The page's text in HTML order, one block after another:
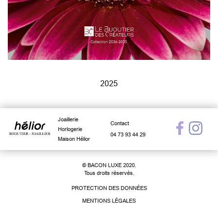
2025
Joaillerie
Horlogerie
Maison Hélior
Contact
04 73 93 44 29
© BACON LUXE 2020.
Tous droits réservés.
PROTECTION DES DONNÉES
MENTIONS LÉGALES